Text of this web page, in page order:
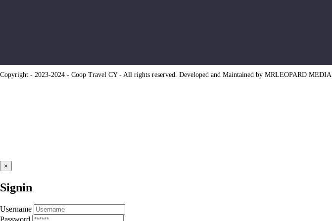
Copyright - 2023-2024 - Coop Travel CY - All rights reserved. Developed and Maintained by MRLEOPARD MEDIA
×
Signin
Username